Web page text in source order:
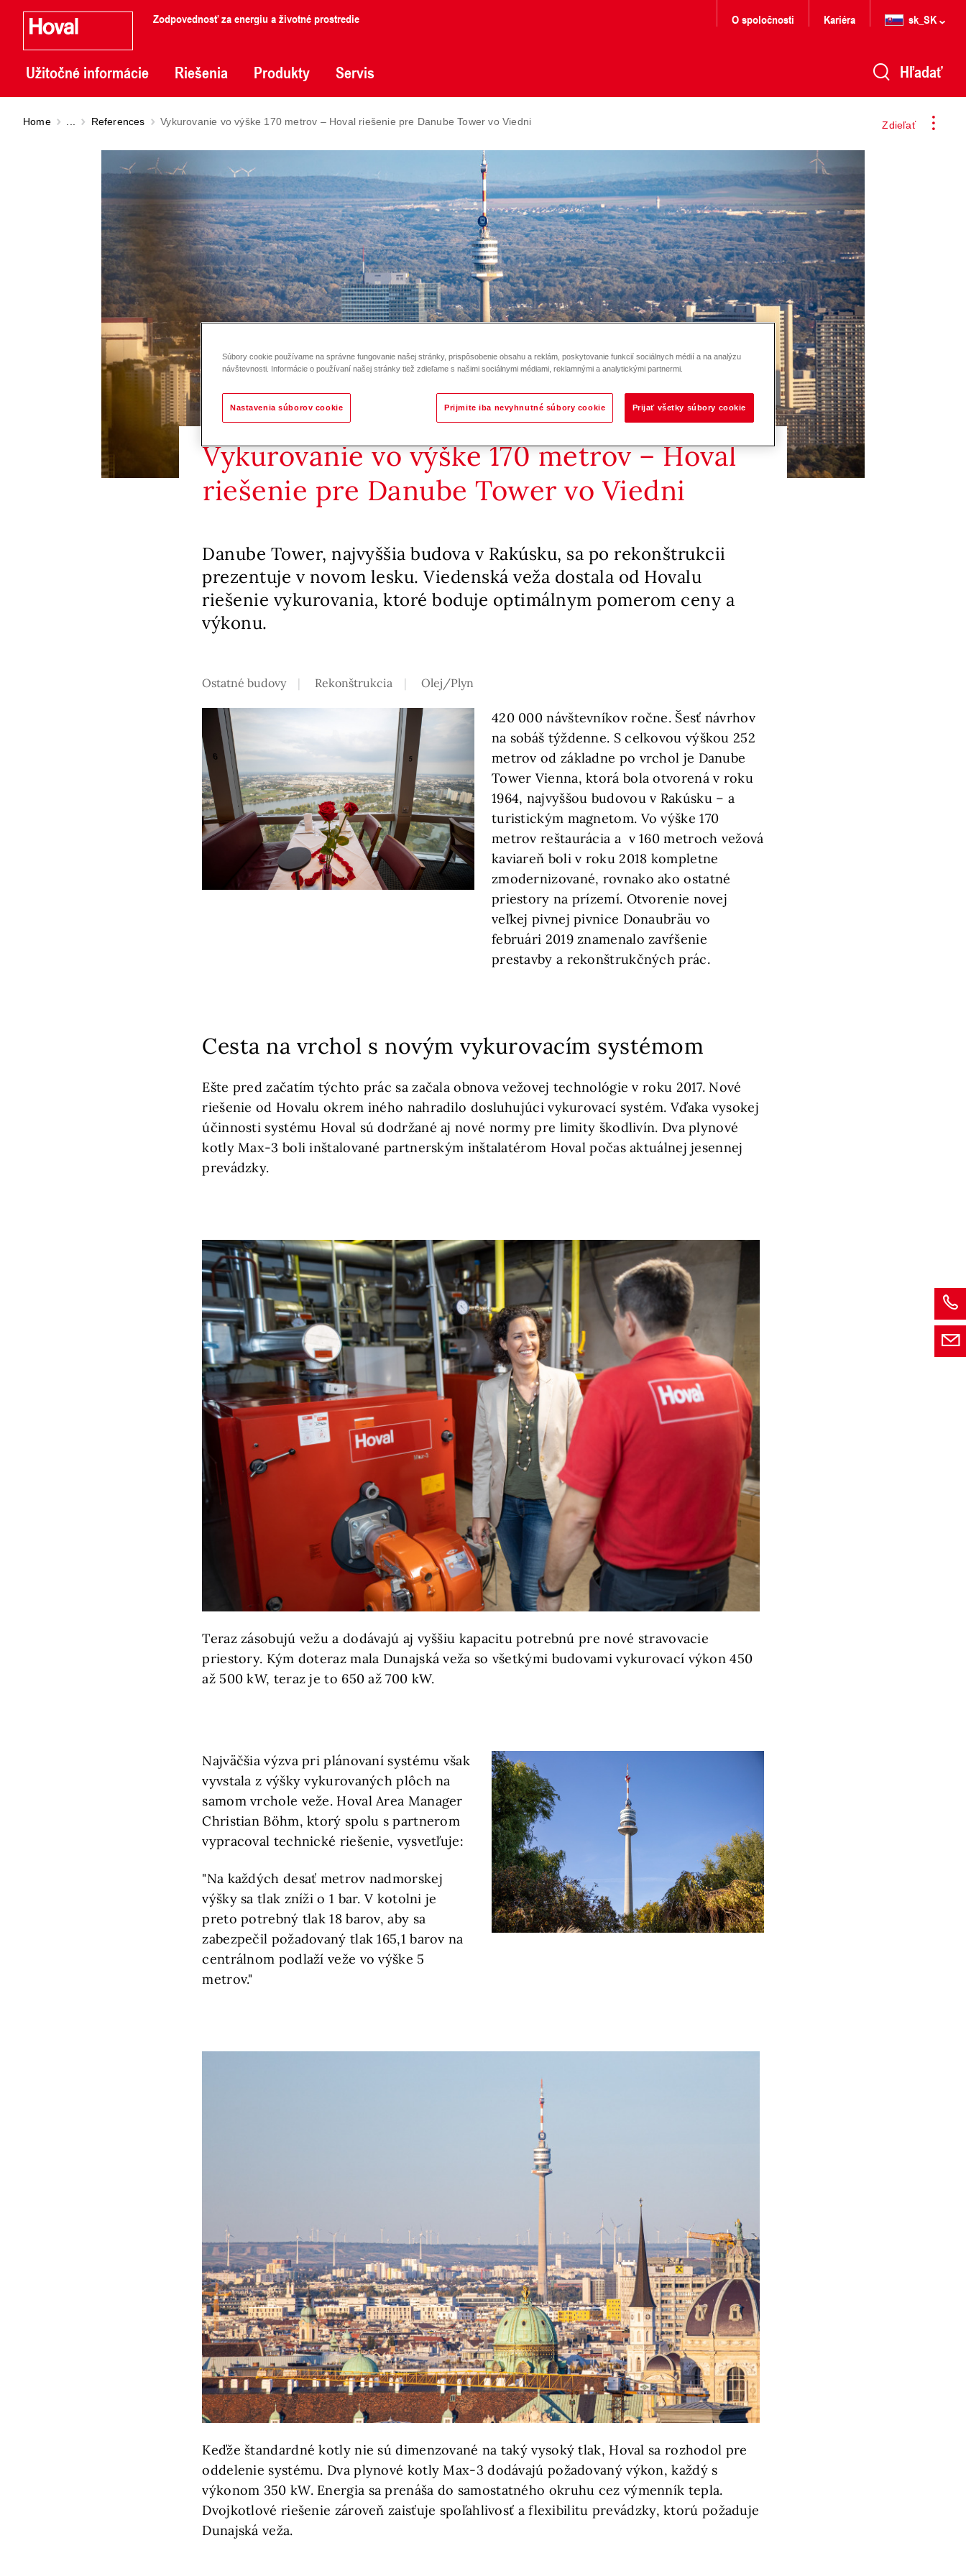
Zodpovednosť za energiu a životné prostredie
Užitočné informácie Riešenia Produkty Servis
O spoločnosti Kariéra sk_SK
Hľadať
Zdieľať
Home References Vykurovanie vo výške 170 metrov – Hoval riešenie pre Danube Tower vo Viedni
Vykurovanie vo výške 170 metrov – Hoval
riešenie pre Danube Tower vo Viedni
Danube Tower, najvyššia budova v Rakúsku, sa po rekonštrukcii
prezentuje v novom lesku. Viedenská veža dostala od Hovalu
riešenie vykurovania, ktoré boduje optimálnym pomerom ceny a
výkonu.
Ostatné budovy Rekonštrukcia Olej/Plyn
420 000 návštevníkov ročne. Šesť návrhov
na sobáš týždenne. S celkovou výškou 252
metrov od základne po vrchol je Danube
Tower Vienna, ktorá bola otvorená v roku
1964, najvyššou budovou v Rakúsku – a
turistickým magnetom. Vo výške 170
metrov reštaurácia a v 160 metroch vežová
kaviareň boli v roku 2018 kompletne
zmodernizované, rovnako ako ostatné
priestory na prízemí. Otvorenie novej
veľkej pivnej pivnice Donaubräu vo
februári 2019 znamenalo zavŕšenie
prestavby a rekonštrukčných prác.
Cesta na vrchol s novým vykurovacím systémom
Ešte pred začatím týchto prác sa začala obnova vežovej technológie v roku 2017. Nové
riešenie od Hovalu okrem iného nahradilo dosluhujúci vykurovací systém. Vďaka vysokej
účinnosti systému Hoval sú dodržané aj nové normy pre limity škodlivín. Dva plynové
kotly Max-3 boli inštalované partnerským inštalatérom Hoval počas aktuálnej jesennej
prevádzky.
Teraz zásobujú vežu a dodávajú aj vyššiu kapacitu potrebnú pre nové stravovacie
priestory. Kým doteraz mala Dunajská veža so všetkými budovami vykurovací výkon 450
až 500 kW, teraz je to 650 až 700 kW.
Najväčšia výzva pri plánovaní systému však
vyvstala z výšky vykurovaných plôch na
samom vrchole veže. Hoval Area Manager
Christian Böhm, ktorý spolu s partnerom
vypracoval technické riešenie, vysvetľuje:
"Na každých desať metrov nadmorskej
výšky sa tlak zníži o 1 bar. V kotolni je
preto potrebný tlak 18 barov, aby sa
zabezpečil požadovaný tlak 165,1 barov na
centrálnom podlaží veže vo výške 5
metrov."
Keďže štandardné kotly nie sú dimenzované na taký vysoký tlak, Hoval sa rozhodol pre
oddelenie systému. Dva plynové kotly Max-3 dodávajú požadovaný výkon, každý s
výkonom 350 kW. Energia sa prenáša do samostatného okruhu cez výmenník tepla.
Dvojkotlové riešenie zároveň zaisťuje spoľahlivosť a flexibilitu prevádzky, ktorú požaduje
Dunajská veža.
Súbory cookie používame na správne fungovanie našej stránky, prispôsobenie obsahu a reklám, poskytovanie funkcií sociálnych médií a na analýzu
návštevnosti. Informácie o používaní našej stránky tiež zdieľame s našimi sociálnymi médiami, reklamnými a analytickými partnermi.
Nastavenia súborov cookie Prijmite iba nevyhnutné súbory cookie Prijať všetky súbory cookie